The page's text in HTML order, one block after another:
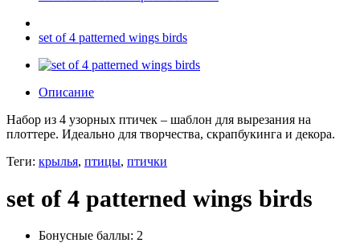
set of 4 patterned wings birds
Описание
Набор из 4 узорных птичек – шаблон для вырезания на
плоттере. Идеально для творчества, скрапбукинга и декора.
Теги: крылья, птицы, птички
set of 4 patterned wings birds
Бонусные баллы: 2